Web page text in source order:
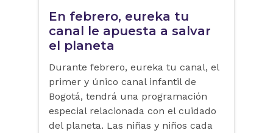
En febrero, eureka tu
canal le apuesta a salvar
el planeta
Durante febrero, eureka tu canal, el
primer y único canal infantil de
Bogotá, tendrá una programación
especial relacionada con el cuidado
del planeta. Las niñas y niños cada